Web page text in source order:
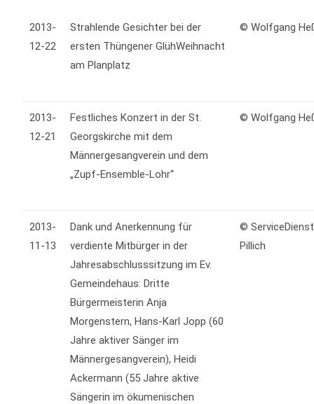
2013-
12-22
Strahlende Gesichter bei der
ersten Thüngener GlühWeihnacht
am Planplatz
© Wolfgang
2013-
12-21
Festliches Konzert in der St.
Georgskirche mit dem
Männergesangverein und dem
„Zupf-Ensemble-Lohr“
© Wolfgang
2013-
11-13
Dank und Anerkennung für
verdiente Mitbürger in der
Jahresabschlusssitzung im Ev.
Gemeindehaus: Dritte
Bürgermeisterin Anja
Morgenstern, Hans-Karl Jopp (60
Jahre aktiver Sänger im
Männergesangverein), Heidi
Ackermann (55 Jahre aktive
Sängerin im ökumenischen
© ServiceDienst
Pillich